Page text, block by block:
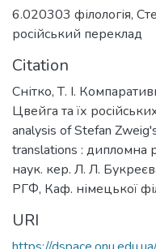
6.020303 філологія,
російський переклад
Citation
Снітко, Т. І.
Цвейга та їх
analysis of Stefan
translations : дипломна
наук. кер. Л. Л.
РГФ, Каф. німецької
URI